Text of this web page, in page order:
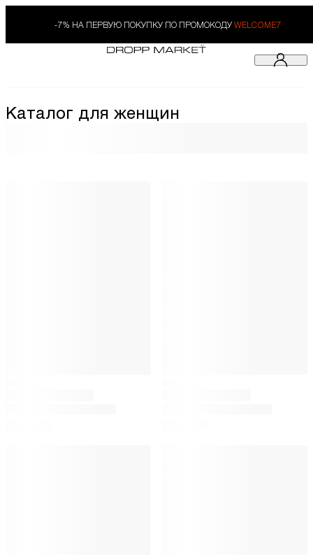
-7% НА ПЕРВУЮ ПОКУПКУ ПО ПРОМОКОДУ WELCOME7
Каталог для женщин